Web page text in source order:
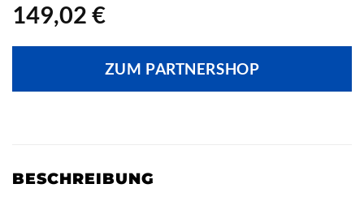
149,02 €
ZUM PARTNERSHOP
BESCHREIBUNG